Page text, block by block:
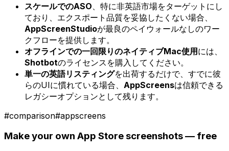
スケールでのASO 、特に非英語市場をターゲットにし
ており、エクスポート品質を妥協したくない場合、
AppScreenStudioが最良のペイウォールなしのワー
クフローを提供します。
オフラインでの一回限りのネイティブMac使用には、
Shotbotのライセンスを購入してください。
単一の英語リスティングを出荷するだけで、すでに彼
らのUIに慣れている場合、 AppScreensは信頼できる
レガシーオプションとして残ります。
#comparison#appscreens
Make your own App Store screenshots — free